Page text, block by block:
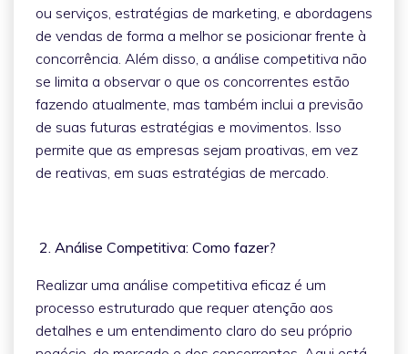
ou serviços, estratégias de marketing, e abordagens
de vendas de forma a melhor se posicionar frente à
concorrência. Além disso, a análise competitiva não
se limita a observar o que os concorrentes estão
fazendo atualmente, mas também inclui a previsão
de suas futuras estratégias e movimentos. Isso
permite que as empresas sejam proativas, em vez
de reativas, em suas estratégias de mercado.
2. Análise Competitiva: Como fazer?
Realizar uma análise competitiva eficaz é um
processo estruturado que requer atenção aos
detalhes e um entendimento claro do seu próprio